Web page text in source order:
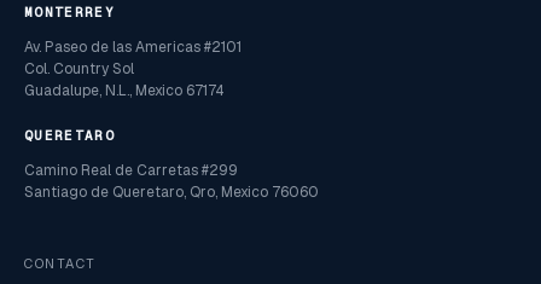
MONTERREY
Av. Paseo de las Americas #2101
Col. Country Sol
Guadalupe, N.L., Mexico 67174
QUERETARO
Camino Real de Carretas #299
Santiago de Queretaro, Qro, Mexico 76060
CONTACT